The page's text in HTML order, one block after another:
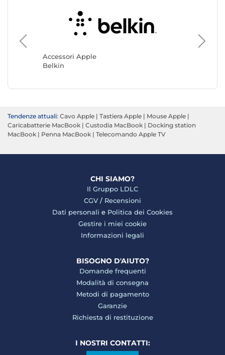
Accessori Apple
Belkin
Apple
Tendenze attuali: Cavo Apple | Tastiera Apple | Mouse Apple |
Caricabatterie MacBook | Custodia MacBook | Docking station
MacBook | Penna MacBook | Telecomando Apple TV
CHI SIAMO?
Il Gruppo LDLC
CGV / Recensioni
Dati personali e Politica dei Cookies
Gestire i miei cookie
Informazioni legali
BISOGNO D'AIUTO?
Domande frequenti
Modalità di consegna
Metodi di pagamento
Garanzie
Richiesta di restituzione
I NOSTRI CONTATTI: